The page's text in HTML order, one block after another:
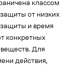
классом
защиты от низких
защиты и время
конкретных
веществ. Для
действия,